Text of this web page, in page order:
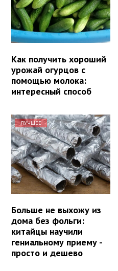
Как получить хороший
урожай огурцов с
помощью молока:
интересный способ
ЛУЧШЕЕ
Больше не выхожу из
дома без фольги:
китайцы научили
гениальному приему -
просто и дешево